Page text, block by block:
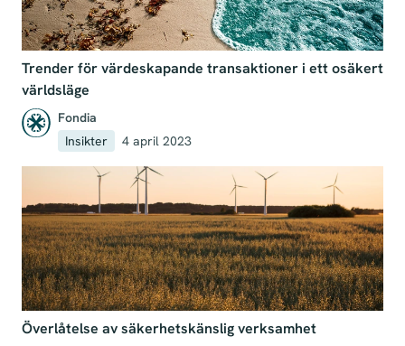
Trender för värdeskapande transaktioner i ett osäkert
världsläge
Fondia
Insikter
4 april 2023
Överlåtelse av säkerhetskänslig verksamhet